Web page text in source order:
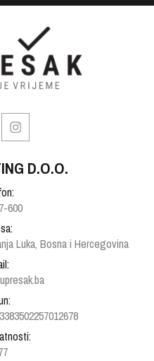
D.O.O.
600
Luka, Bosna i Hercegovina